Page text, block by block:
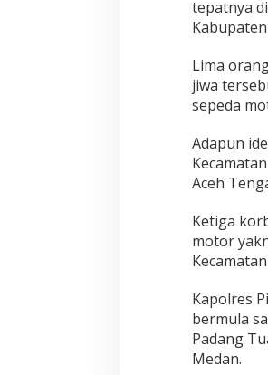
tepatnya
Lima
jiwa
sepeda
Adapun
Aceh
Ketiga
motor
Kapolres
bermula
Padang
Medan.